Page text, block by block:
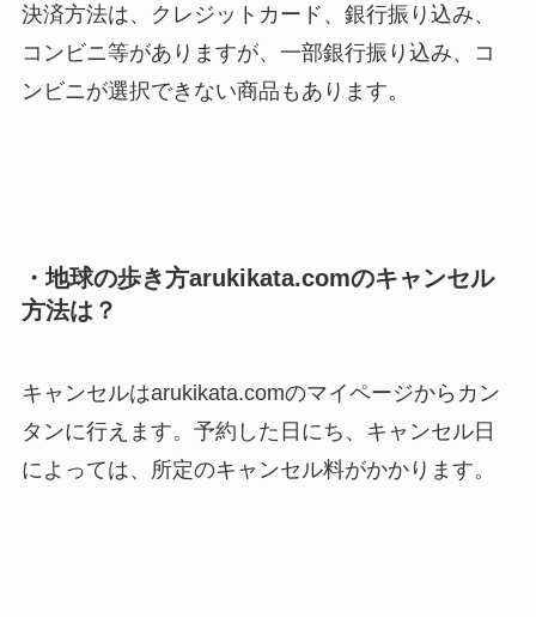
決済方法は、クレジットカード、銀行振り込み、
コンビニ等がありますが、一部銀行振り込み、コ
ンビニが選択できない商品もあります。
・地球の歩き方arukikata.comのキャンセル
方法は？
キャンセルはarukikata.comのマイページからカン
タンに行えます。予約した日にち、キャンセル日
によっては、所定のキャンセル料がかかります。